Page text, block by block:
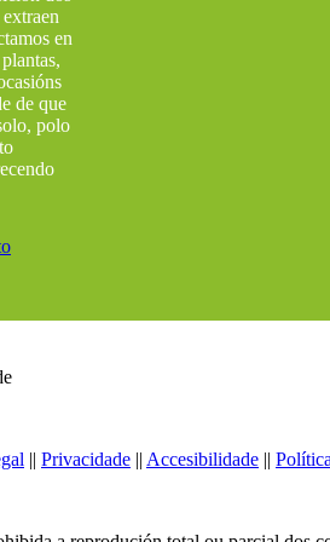
en
de que
polo
|| Privacidade || Accesibilidade ||